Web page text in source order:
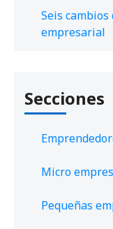
Seis
empresarial
Secciones
Micro
Pequeñas